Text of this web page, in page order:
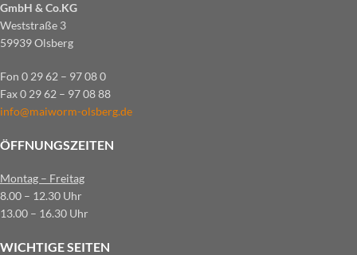
GmbH & Co.KG
Weststraße 3
59939 Olsberg
Fon 0 29 62 – 97 08 0
Fax 0 29 62 – 97 08 88
info@maiworm-olsberg.de
ÖFFNUNGSZEITEN
Montag – Freitag
8.00 – 12.30 Uhr
13.00 – 16.30 Uhr
WICHTIGE SEITEN